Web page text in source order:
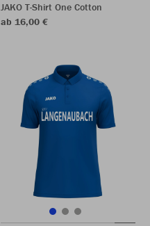
JAKO T-Shirt One Cotton
ab 16,00 €